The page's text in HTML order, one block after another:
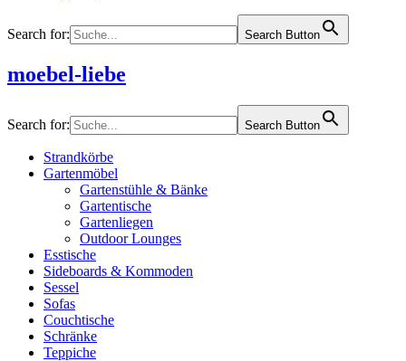
Search for: Search Button
moebel-liebe
Search for: Search Button
Strandkörbe
Gartenmöbel
Gartenstühle & Bänke
Gartentische
Gartenliegen
Outdoor Lounges
Esstische
Sideboards & Kommoden
Sessel
Sofas
Couchtische
Schränke
Teppiche